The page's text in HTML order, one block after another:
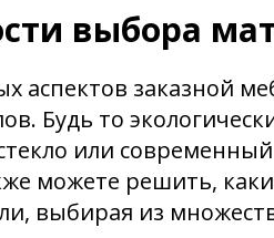
выбора
аспектов заказной
Будь то
или
можете решить,
выбирая из